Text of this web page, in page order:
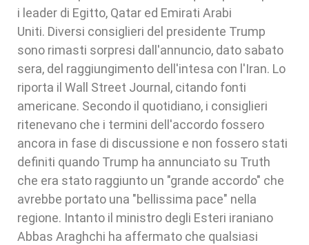
i leader di Egitto, Qatar ed Emirati Arabi
Uniti. Diversi consiglieri del presidente Trump
sono rimasti sorpresi dall'annuncio, dato sabato
sera, del raggiungimento dell'intesa con l'Iran. Lo
riporta il Wall Street Journal, citando fonti
americane. Secondo il quotidiano, i consiglieri
ritenevano che i termini dell'accordo fossero
ancora in fase di discussione e non fossero stati
definiti quando Trump ha annunciato su Truth
che era stato raggiunto un "grande accordo" che
avrebbe portato una "bellissima pace" nella
regione. Intanto il ministro degli Esteri iraniano
Abbas Araghchi ha affermato che qualsiasi